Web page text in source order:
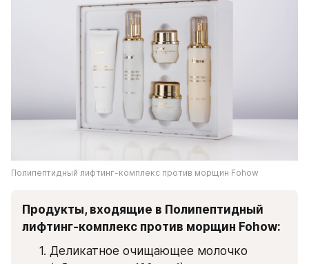
Полипептидный лифтинг-комплекс против морщин Fohow
Продукты, входящие в Полипептидный
лифтинг-комплекс против морщин Fohow:
Деликатное очищающее молочко